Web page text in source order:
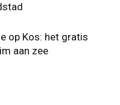
op Kos: het gratis
aan zee